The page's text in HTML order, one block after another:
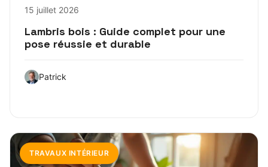
15 juillet 2026
Lambris bois : Guide complet pour une
pose réussie et durable
Patrick
TRAVAUX INTÉRIEUR